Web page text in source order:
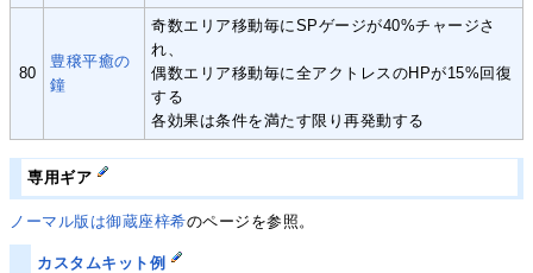
80
豊穣平癒の
鐘
奇数エリア移動毎にSPゲージが40%チャージさ
れ、
偶数エリア移動毎に全アクトレスのHPが15%回復
する
各効果は条件を満たす限り再発動する
専用ギア
ノーマル版は御蔵座梓希のページを参照。
カスタムキット例